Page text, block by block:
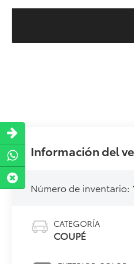
Información del
Número de inventario:
CATEGORÍA
COUPÉ